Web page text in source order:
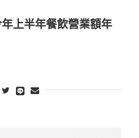
上半年餐飲營業額年